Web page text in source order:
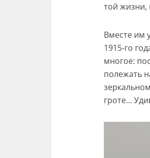
той жизни,
Вместе им
1915-го
многое:
полежать
гроте…